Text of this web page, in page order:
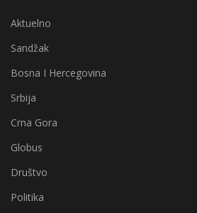
Aktuelno
Sandžak
Bosna I Hercegovina
Srbija
Crna Gora
Globus
Društvo
Politika